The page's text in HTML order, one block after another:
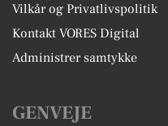
Vilkår og Privatlivspolitik
Kontakt VORES Digital
Administrer samtykke
GENVEJE